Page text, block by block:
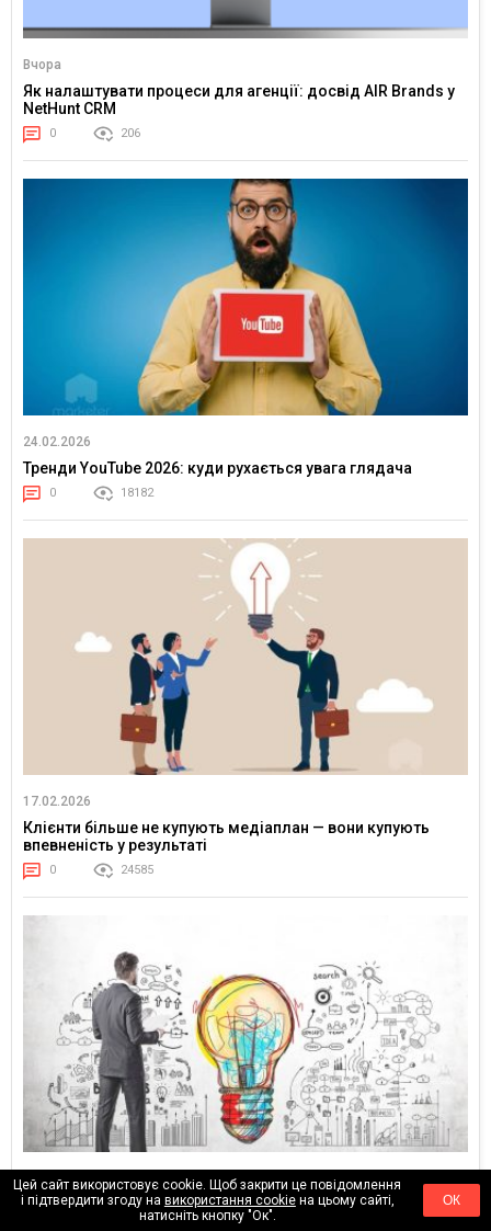
Вчора
Як налаштувати процеси для агенції: досвід AIR Brands у
NetHunt CRM
0 206
24.02.2026
Тренди YouTube 2026: куди рухається увага глядача
0 18182
17.02.2026
Клієнти більше не купують медіаплан — вони купують
впевненість у результаті
0 24585
01.02.2026
Від “оптимізації реклами” до керування попитом: ціннісна
логіка маркетингу
Цей сайт використовує cookie. Щоб закрити це повідомлення
і підтвердити згоду на використання cookieна цьому сайті,
натисніть кнопку "Ок".
ОК